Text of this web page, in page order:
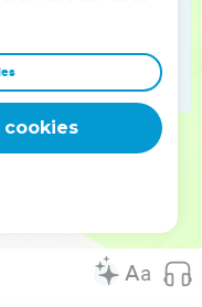
tente dans le crâne.
durement contre lui et
Pour vous procurer